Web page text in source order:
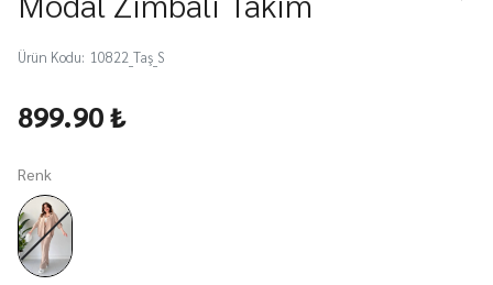
Ürün Kodu: 10822_Taş_S
899.90 ₺
Renk